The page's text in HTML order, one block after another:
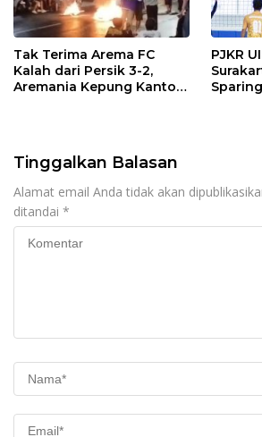
Tak Terima Arema FC
Kalah dari Persik 3-2,
Aremania Kepung Kantor
PJKR
Sparing
Tinggalkan Balasan
Alamat email Anda tidak akan
ditandai *